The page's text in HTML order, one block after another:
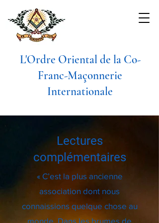
L'Ordre Oriental de la Co-
Franc-Maçonnerie
Internationale
Lectures
complémentaires
« C’est la plus ancienne
association dont nous
connaissions quelque chose au
monde. Dans les brumes de